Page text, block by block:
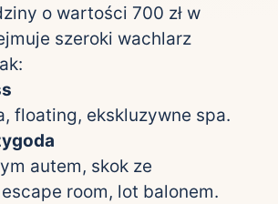
o wartości 700 zł w
szeroki wachlarz
floating, ekskluzywne spa.
autem, skok ze
room, lot balonem.